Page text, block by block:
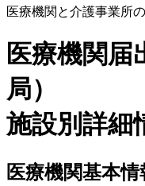
医療機関と介護事業所
医療機関届
局）
施設別詳細
医療機関基本